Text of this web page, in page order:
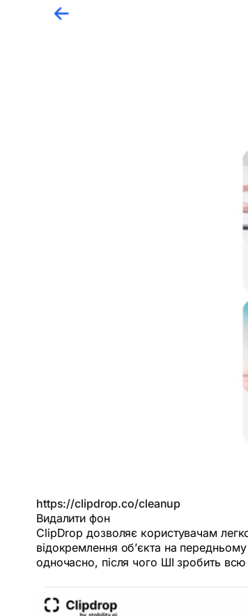
https://clipdrop.co/cleanup
Видалити фон
ClipDrop дозволяє користувачам
відокремлення об’єкта на
одночасно, після чого ШІ зробить